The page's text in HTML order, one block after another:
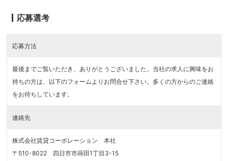
応募選考
応募方法
最後までご覧いただき、ありがとうございました。当社の求人に興味をお
持ちの方は、以下のフォームよりお問合せ下さい。多くの方からのご連絡
をお待ちしています。
連絡先
株式会社賃貸コーポレーション 本社
〒510-8022 四日市市蒔田1丁目3-15